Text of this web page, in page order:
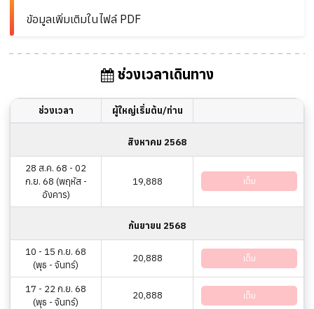
ข้อมูลเพิ่มเติมในไฟล์ PDF
ช่วงเวลาเดินทาง
ช่วงเวลา ผู้ใหญ่เริ่มต้น/ท่าน
สิงหาคม 2568
28 ส.ค. 68 - 02
ก.ย. 68 (พฤหัส -
อังคาร)
19,888 เต็ม
กันยายน 2568
10 - 15 ก.ย. 68
(พุธ - จันทร์)
20,888 เต็ม
17 - 22 ก.ย. 68
(พุธ - จันทร์)
20,888 เต็ม